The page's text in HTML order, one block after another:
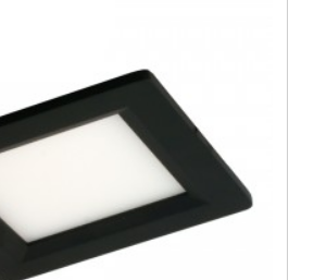
3D ограждения
АМК